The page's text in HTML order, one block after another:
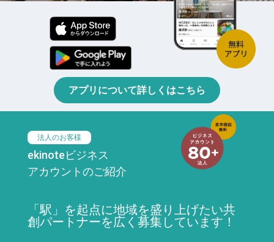
アプリについて詳しくはこちら
法人のお客様
ekinoteビジネス
アカウントのご紹介
「駅」を起点に地域を盛り上げたい共
創パートナーを広く募集しています！